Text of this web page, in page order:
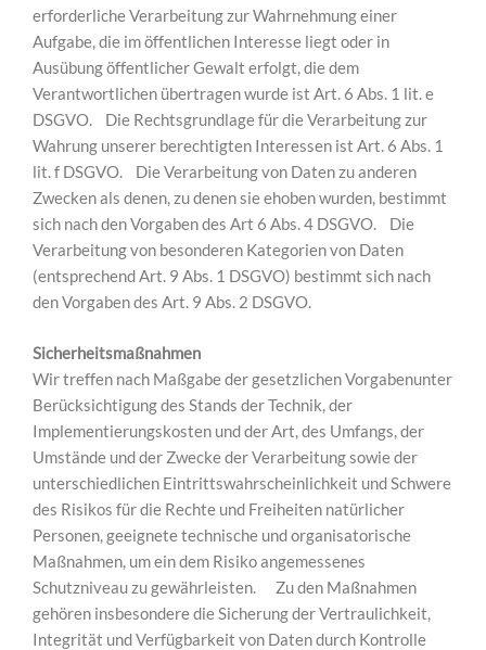
erforderliche Verarbeitung zur Wahrnehmung einer
Aufgabe, die im öffentlichen Interesse liegt oder in
Ausübung öffentlicher Gewalt erfolgt, die dem
Verantwortlichen übertragen wurde ist Art. 6 Abs. 1 lit. e
DSGVO. Die Rechtsgrundlage für die Verarbeitung zur
Wahrung unserer berechtigten Interessen ist Art. 6 Abs. 1
lit. f DSGVO. Die Verarbeitung von Daten zu anderen
Zwecken als denen, zu denen sie ehoben wurden, bestimmt
sich nach den Vorgaben des Art 6 Abs. 4 DSGVO. Die
Verarbeitung von besonderen Kategorien von Daten
(entsprechend Art. 9 Abs. 1 DSGVO) bestimmt sich nach
den Vorgaben des Art. 9 Abs. 2 DSGVO.
Sicherheitsmaßnahmen
Wir treffen nach Maßgabe der gesetzlichen Vorgabenunter
Berücksichtigung des Stands der Technik, der
Implementierungskosten und der Art, des Umfangs, der
Umstände und der Zwecke der Verarbeitung sowie der
unterschiedlichen Eintrittswahrscheinlichkeit und Schwere
des Risikos für die Rechte und Freiheiten natürlicher
Personen, geeignete technische und organisatorische
Maßnahmen, um ein dem Risiko angemessenes
Schutzniveau zu gewährleisten. Zu den Maßnahmen
gehören insbesondere die Sicherung der Vertraulichkeit,
Integrität und Verfügbarkeit von Daten durch Kontrolle